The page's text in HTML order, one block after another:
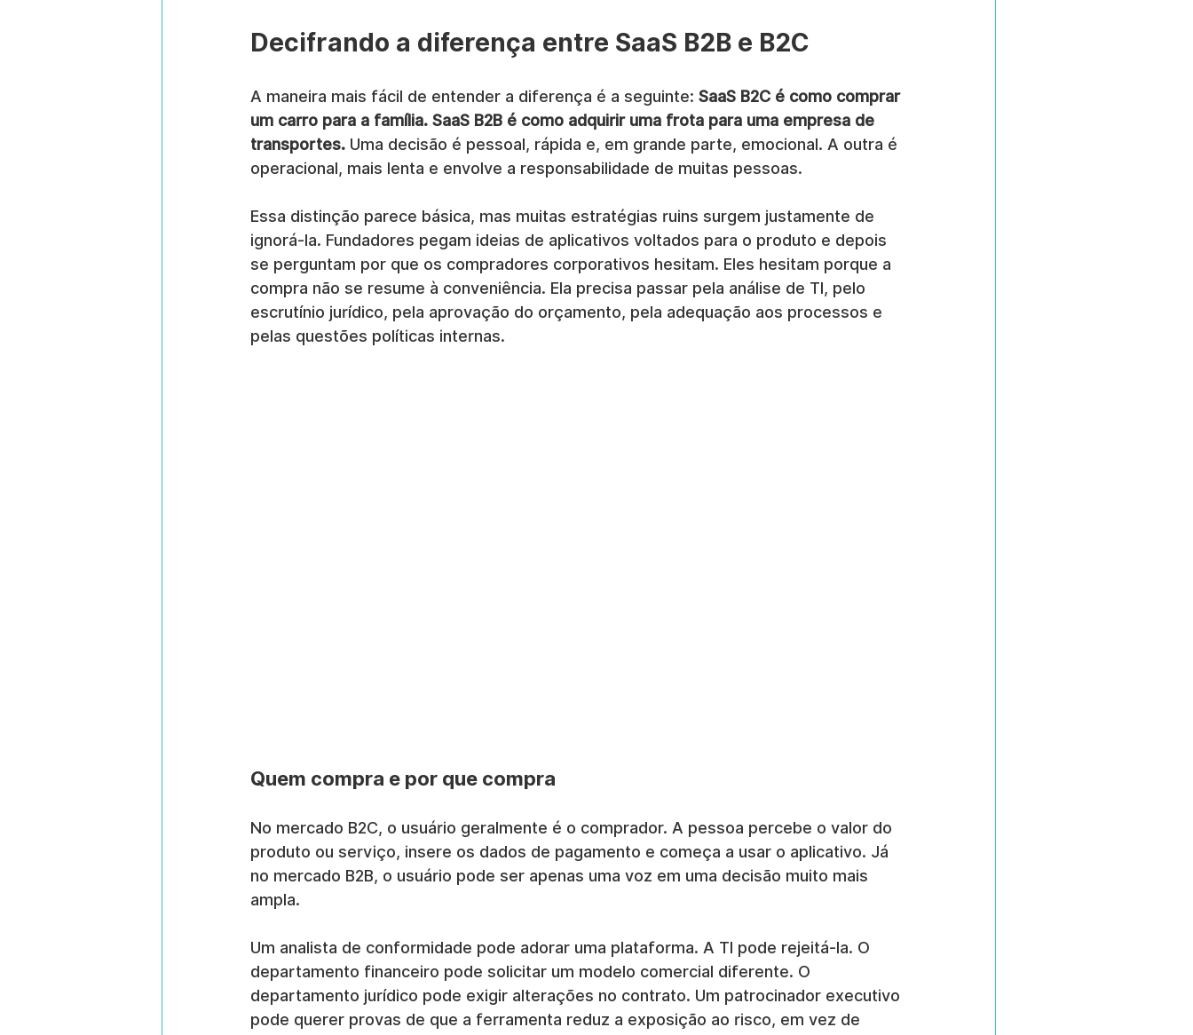
Decifrando a diferença entre SaaS B2B e B2C
A maneira mais fácil de entender a diferença é a seguinte: SaaS B2C é como comprar
um carro para a família. SaaS B2B é como adquirir uma frota para uma empresa de
transportes. Uma decisão é pessoal, rápida e, em grande parte, emocional. A outra é
operacional, mais lenta e envolve a responsabilidade de muitas pessoas.
Essa distinção parece básica, mas muitas estratégias ruins surgem justamente de
ignorá-la. Fundadores pegam ideias de aplicativos voltados para o produto e depois
se perguntam por que os compradores corporativos hesitam. Eles hesitam porque a
compra não se resume à conveniência. Ela precisa passar pela análise de TI, pelo
escrutínio jurídico, pela aprovação do orçamento, pela adequação aos processos e
pelas questões políticas internas.
Quem compra e por que compra
No mercado B2C, o usuário geralmente é o comprador. A pessoa percebe o valor do
produto ou serviço, insere os dados de pagamento e começa a usar o aplicativo. Já
no mercado B2B, o usuário pode ser apenas uma voz em uma decisão muito mais
ampla.
Um analista de conformidade pode adorar uma plataforma. A TI pode rejeitá-la. O
departamento financeiro pode solicitar um modelo comercial diferente. O
departamento jurídico pode exigir alterações no contrato. Um patrocinador executivo
pode querer provas de que a ferramenta reduz a exposição ao risco, em vez de